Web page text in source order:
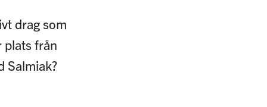
drag som
plats från
Salmiak?